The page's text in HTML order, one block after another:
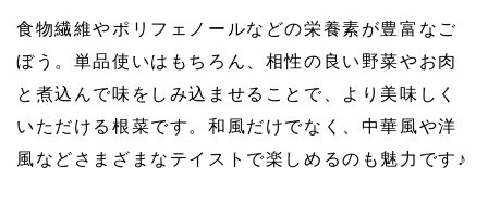
食物繊維やポリフェノールなどの栄養素が豊富なご
ぼう。単品使いはもちろん、相性の良い野菜やお肉
と煮込んで味をしみ込ませることで、より美味しく
いただける根菜です。和風だけでなく、中華風や洋
風などさまざまなテイストで楽しめるのも魅力です♪